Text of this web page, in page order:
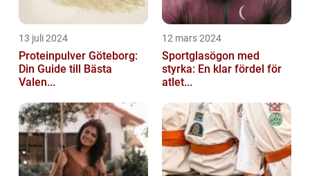
13 juli 2024
Proteinpulver Göteborg:
Din Guide till Bästa
Valen...
12 mars 2024
Sportglasögon med
styrka: En klar fördel för
atlet...